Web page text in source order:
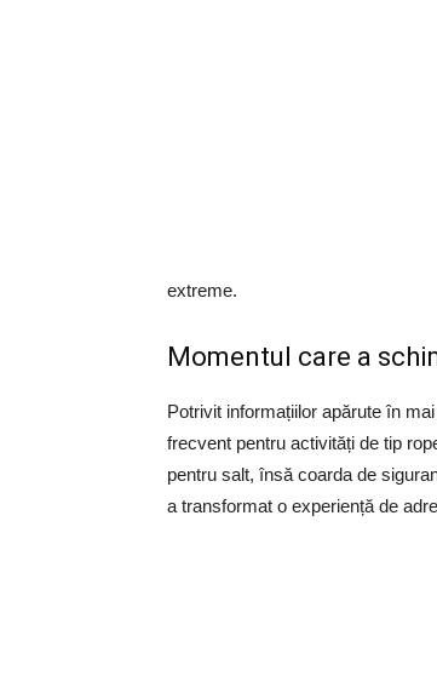
extreme.
Momentul care a
Potrivit informațiilor apărute în
frecvent pentru activități de tip
pentru salt, însă coarda de
a transformat o experiență de